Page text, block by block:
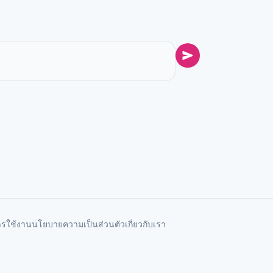
ใช้งานนโยบายความเป็นส่วนตัวเกี่ยวกับเรา